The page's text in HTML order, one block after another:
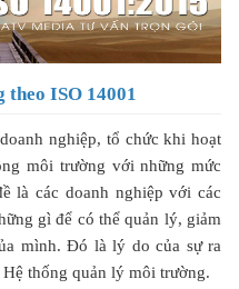
theo ISO 14001
nghiệp, tổ chức khi hoạt
môi trường với những mức
là các doanh nghiệp với các
gì để có thể quản lý, giảm
mình. Đó là lý do của sự ra
thống quản lý môi trường.